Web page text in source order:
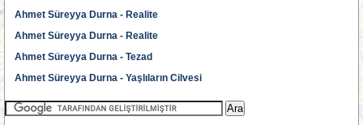
Ahmet Süreyya Durna - Realite
Ahmet Süreyya Durna - Realite
Ahmet Süreyya Durna - Tezad
Ahmet Süreyya Durna - Yaşlıların Cilvesi